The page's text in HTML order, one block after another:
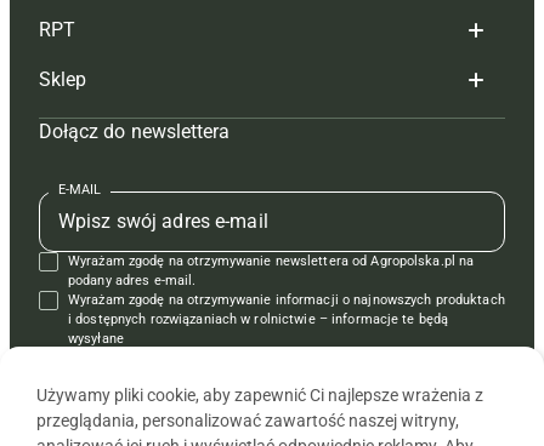
Reklama
Tagi
Mapa serwisu
Kontakt
Regulamin
Polityka prywatności
Hoduj z głową bydło
Hoduj z głową świnie
Prenumerata
Redakcja
Kontakt
Reklama
RPT
Redakcja
Prenumerata
Reklama
Kontakt
Krzyżówki
Sklep
Czasopisma i prenumerata
Książki
Regulamin
Dołącz do newslettera
E-MAIL
Wyrażam zgodę na otrzymywanie newslettera od Agropolska.pl na
podany adres e-mail.
Wyrażam zgodę na otrzymywanie informacji o najnowszych produktach
i dostępnych rozwiązaniach w rolnictwie – informacje te będą
wysyłane
Używamy pliki cookie, aby zapewnić Ci najlepsze wrażenia z
przeglądania, personalizować zawartość naszej witryny,